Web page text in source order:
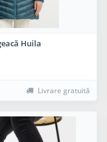
Huila
Livrare gratuită